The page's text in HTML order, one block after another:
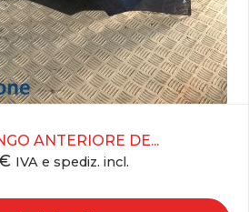
ANTERIORE DE...
IVA e spediz. incl.